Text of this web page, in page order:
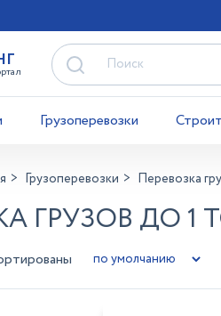
Грузоперевозки
Грузоперевозки Перевозка
ГРУЗОВ ДО